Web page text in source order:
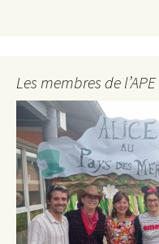
Les membres de l’APE